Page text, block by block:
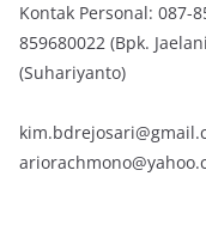
Kontak Personal: 087-
859680022 (Bpk.
(Suhariyanto)